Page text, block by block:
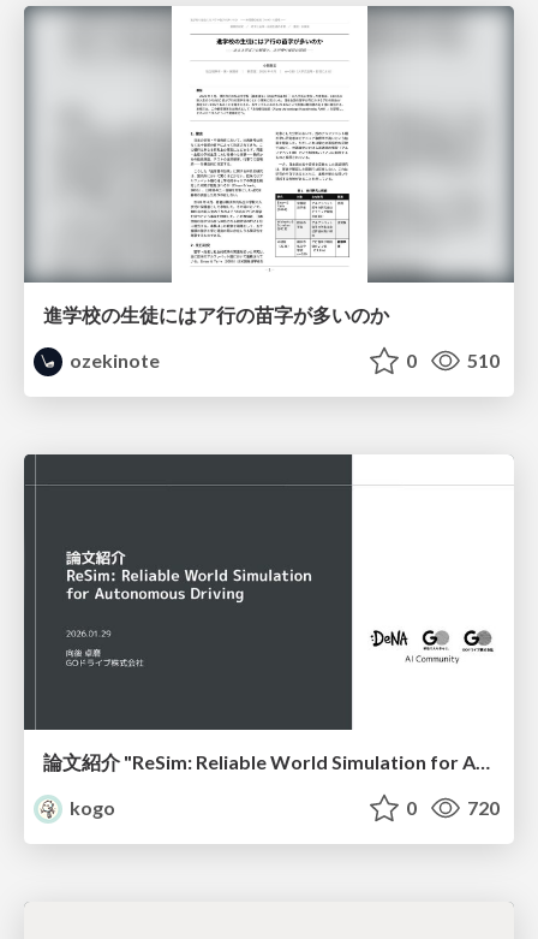
進学校の生徒にはア行の苗字が多いのか
ozekinote
0 510
論文紹介 "ReSim: Reliable World Simulation for Autonomous Driving"
kogo
0 720